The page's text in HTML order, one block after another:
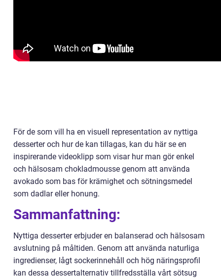
För de som vill ha en visuell representation av nyttiga
desserter och hur de kan tillagas, kan du här se en
inspirerande videoklipp som visar hur man gör enkel
och hälsosam chokladmousse genom att använda
avokado som bas för krämighet och sötningsmedel
som dadlar eller honung.
Sammanfattning:
Nyttiga desserter erbjuder en balanserad och hälsosam
avslutning på måltiden. Genom att använda naturliga
ingredienser, lågt sockerinnehåll och hög näringsprofil
kan dessa dessertalternativ tillfredsställa vårt sötsug